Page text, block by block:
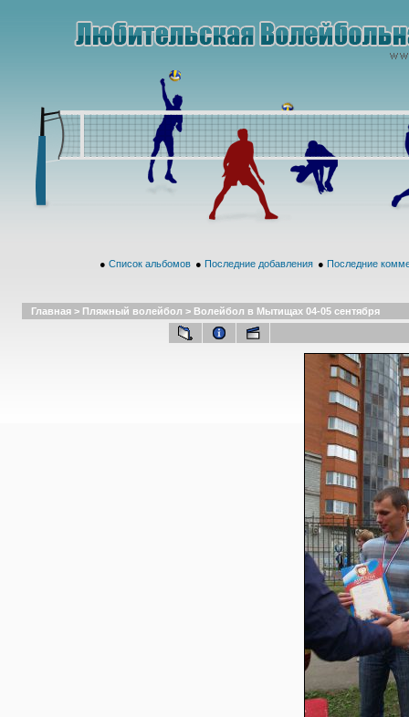
● Список альбомов ● Последние добавления ● Последние
Главная > Пляжный волейбол > Волейбол в Мытищах 04-05 сентября